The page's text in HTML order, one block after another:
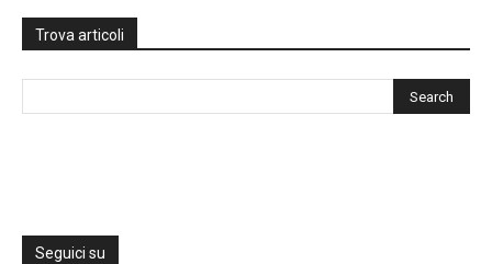
Trova articoli
Seguici su